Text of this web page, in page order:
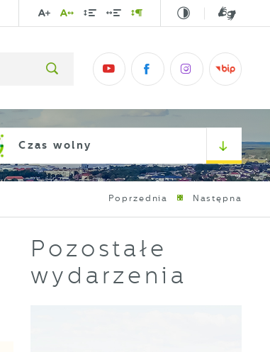
Czas wolny
Poprzednia Następna
Pozostałe
wydarzenia